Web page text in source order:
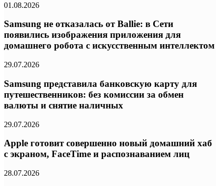
01.08.2026
Samsung не отказалась от Ballie: в Сети
появились изображения приложения для
домашнего робота с искусственным интеллектом
29.07.2026
Samsung представила банковскую карту для
путешественников: без комиссии за обмен
валюты и снятие наличных
29.07.2026
Apple готовит совершенно новый домашний хаб
с экраном, FaceTime и распознаванием лиц
28.07.2026